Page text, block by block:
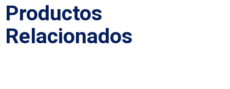
Productos
Relacionados